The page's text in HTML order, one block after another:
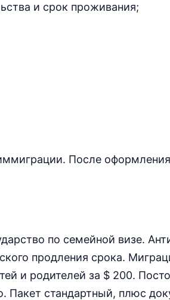
и срок проживания;
После оформления
по семейной визе.
продления срока.
и родителей за $ 200.
Пакет стандартный, плюс